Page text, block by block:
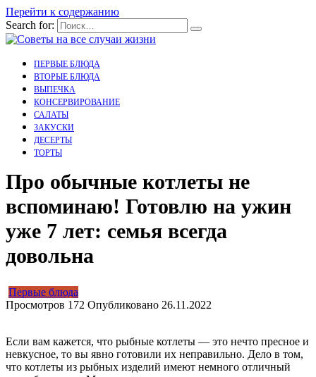
Перейти к содержанию
Search for:
ПЕРВЫЕ БЛЮДА
ВТОРЫЕ БЛЮДА
ВЫПЕЧКА
КОНСЕРВИРОВАНИЕ
САЛАТЫ
ЗАКУСКИ
ДЕСЕРТЫ
ТОРТЫ
Про обычные котлеты не
вспоминаю! Готовлю на ужин
уже 7 лет: семья всегда
довольна
Первые блюда
Просмотров 172 Опубликовано 26.11.2022
Если вам кажется, что рыбные котлеты — это нечто пресное и
невкусное, то вы явно готовили их неправильно. Дело в том,
что котлеты из рыбных изделий имеют немного отличный